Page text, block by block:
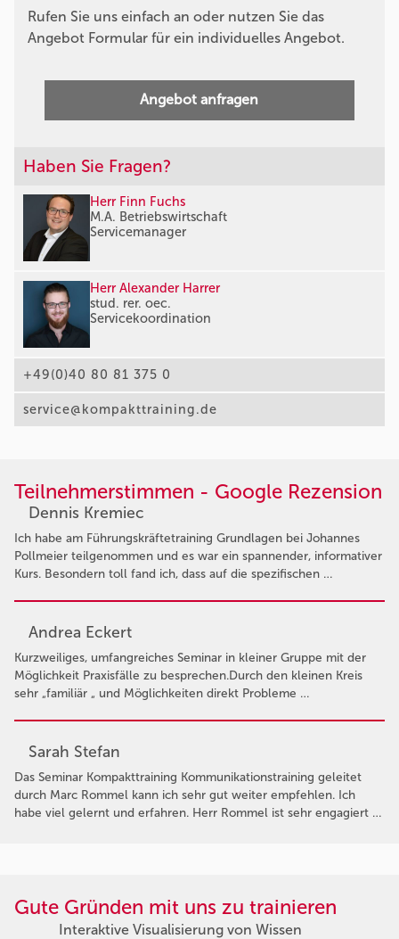
Rufen Sie uns einfach an oder nutzen Sie das
Angebot Formular für ein individuelles Angebot.
Angebot anfragen
Haben Sie Fragen?
Herr Finn Fuchs
M.A. Betriebswirtschaft
Servicemanager
Herr Alexander Harrer
stud. rer. oec.
Servicekoordination
+49(0)40 80 81 375 0
service@kompakttraining.de
Teilnehmerstimmen - Google Rezension
Dennis Kremiec
Ich habe am Führungskräftetraining Grundlagen bei Johannes
Pollmeier teilgenommen und es war ein spannender, informativer
Kurs. Besondern toll fand ich, dass auf die spezifischen …
Andrea Eckert
Kurzweiliges, umfangreiches Seminar in kleiner Gruppe mit der
Möglichkeit Praxisfälle zu besprechen.Durch den kleinen Kreis
sehr „familiär „ und Möglichkeiten direkt Probleme …
Sarah Stefan
Das Seminar Kompakttraining Kommunikationstraining geleitet
durch Marc Rommel kann ich sehr gut weiter empfehlen. Ich
habe viel gelernt und erfahren. Herr Rommel ist sehr engagiert …
Gute Gründen mit uns zu trainieren
Interaktive Visualisierung von Wissen